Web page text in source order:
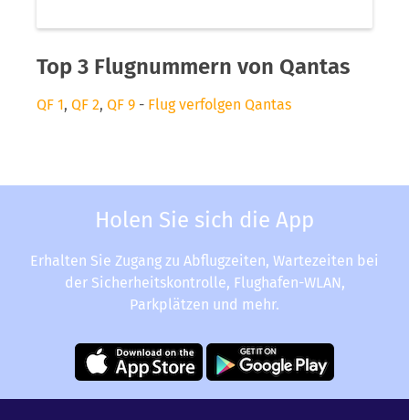
Top 3 Flugnummern von Qantas
QF 1, QF 2, QF 9 - Flug verfolgen Qantas
Holen Sie sich die App
Erhalten Sie Zugang zu Abflugzeiten, Wartezeiten bei
der Sicherheitskontrolle, Flughafen-WLAN,
Parkplätzen und mehr.